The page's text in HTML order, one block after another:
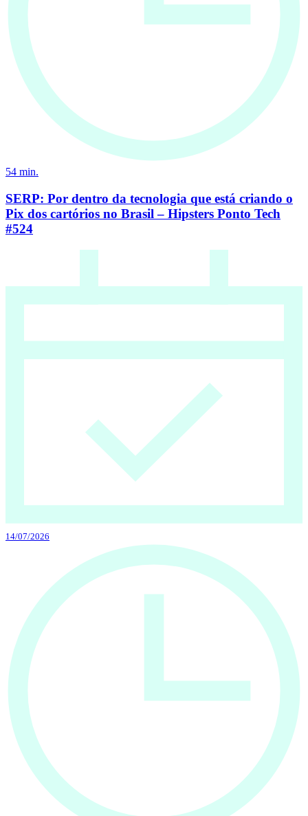
54 min.
SERP: Por dentro da tecnologia que está criando o
Pix dos cartórios no Brasil – Hipsters Ponto Tech
#524
14/07/2026